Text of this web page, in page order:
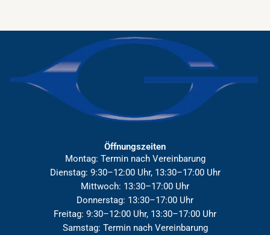
Öffnungszeiten
Montag: Termin nach Vereinbarung
Dienstag: 9:30–12:00 Uhr, 13:30–17:00 Uhr
Mittwoch: 13:30–17:00 Uhr
Donnerstag: 13:30–17:00 Uhr
Freitag: 9:30–12:00 Uhr, 13:30–17:00 Uhr
Samstag: Termin nach Vereinbarung